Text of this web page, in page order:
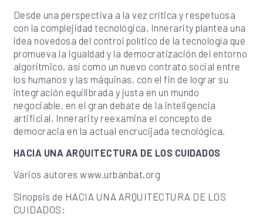
Desde una perspectiva a la vez crítica y respetuosa
con la complejidad tecnológica, Innerarity plantea una
idea novedosa del control político de la tecnología que
promueva la igualdad y la democratización del entorno
algorítmico, así como un nuevo contrato social entre
los humanos y las máquinas, con el fin de lograr su
integración equilibrada y justa en un mundo
negociable. en el gran debate de la inteligencia
artificial, Innerarity reexamina el concepto de
democracia en la actual encrucijada tecnológica.
HACIA UNA ARQUITECTURA DE LOS CUIDADOS
Varios autores www.urbanbat.org
Sinopsis de HACIA UNA ARQUITECTURA DE LOS
CUIDADOS: